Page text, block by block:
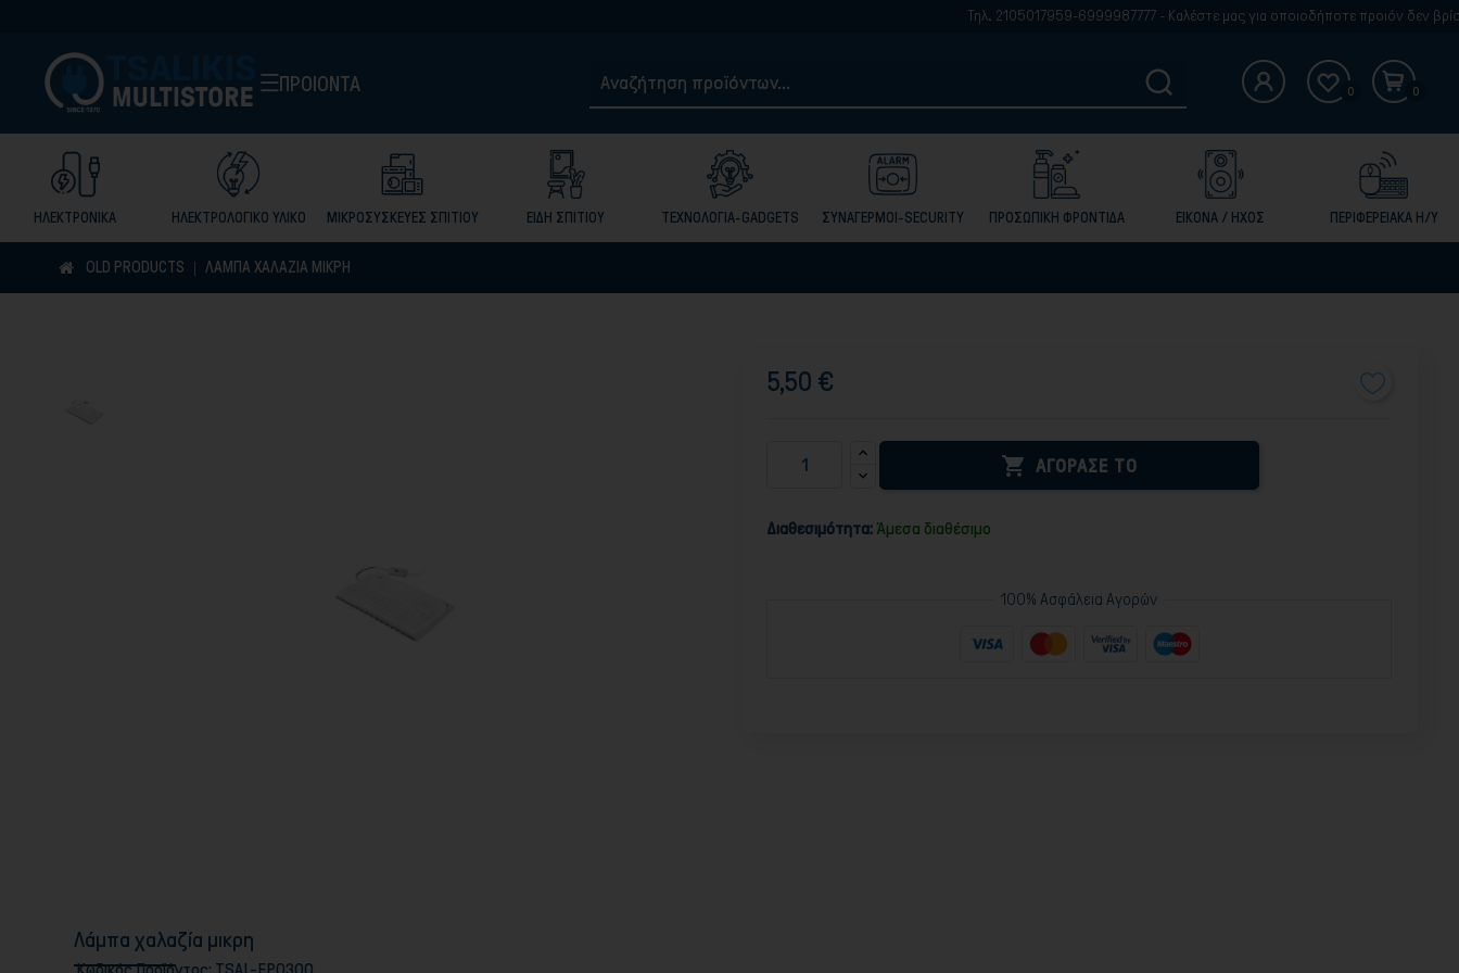
Τηλ. 2105017959-6999987777 - Καλέστε μας για οποιοδήποτε προιόν δεν βρίσκετε στην
ΠΡΟΙΟΝΤΑ 0 0
ΕΙΔΗ ΣΠΙΤΙΟΥ ΕΙΚΟΝΑ / ΗΧΟΣ
ΗΛΕΚΤΡΟΛΟΓΙΚΟ ΥΛΙΚΟ
ΗΛΕΚΤΡΟΝΙΚΑ ΜΙΚΡΟΣΥΣΚΕΥΕΣ ΣΠΙΤΙΟΥ ΠΕΡΙΦΕΡΕΙΑΚΑ Η/Υ
ΠΡΟΣΩΠΙΚΗ ΦΡΟΝΤΙΔΑ
ΣΥΝΑΓΕΡΜΟΙ-SECURITY
ΤΕΧΝΟΛΟΓΙΑ-GADGETS
OLD PRODUCTS ΛΆΜΠΑ ΧΑΛΑΖΊΑ ΜΙΚΡΗ
Λάμπα χαλαζία μικρη
Κωδικός Προϊόντος: TSAL-EPO300
5,50 €
 ΑΓΟΡΑΣΕ ΤΟ
Διαθεσιμότητα: Άμεσα διαθέσιμο
100% Ασφάλεια Αγορών